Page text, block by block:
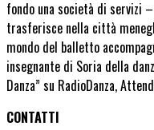
fondo una società di servizi
trasferisce nella città
mondo del balletto
insegnante di Soria della
Danza” su RadioDanza,
CONTATTI